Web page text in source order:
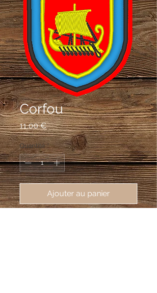
Corfou
11,00 €Prix
Quantité *
Ajouter au panier